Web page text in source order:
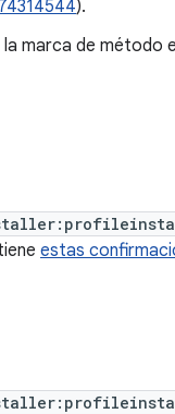
).
marca de método
estas